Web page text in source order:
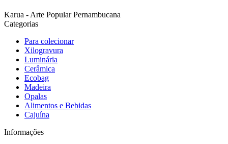
Karua - Arte Popular Pernambucana
Categorias
Para colecionar
Xilogravura
Luminária
Cerâmica
Ecobag
Madeira
Opalas
Alimentos e Bebidas
Cajuína
Informações